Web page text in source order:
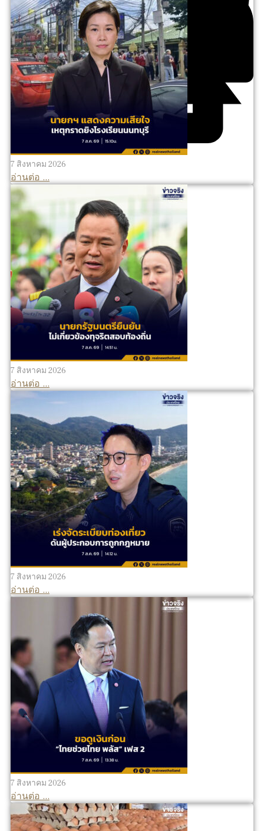
7 สิงหาคม 2026
อ่านต่อ ...
7 สิงหาคม 2026
อ่านต่อ ...
7 สิงหาคม 2026
อ่านต่อ ...
7 สิงหาคม 2026
อ่านต่อ ...